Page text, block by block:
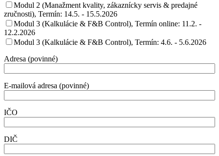
Modul 2 (Manažment kvality, zákaznícky servis & predajné
zručnosti), Termín: 14.5. - 15.5.2026
Modul 3 (Kalkulácie & F&B Control), Termín online: 11.2. -
12.2.2026
Modul 3 (Kalkulácie & F&B Control), Termín: 4.6. - 5.6.2026
Adresa (povinné)
E-mailová adresa (povinné)
IČO
DIČ